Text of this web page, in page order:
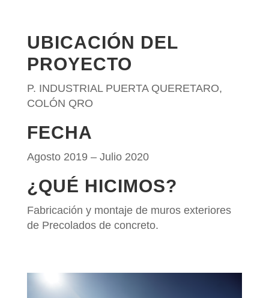
UBICACIÓN DEL
PROYECTO
P. INDUSTRIAL PUERTA QUERETARO,
COLÓN QRO
FECHA
Agosto 2019 – Julio 2020
¿QUÉ HICIMOS?
Fabricación y montaje de muros exteriores
de Precolados de concreto.